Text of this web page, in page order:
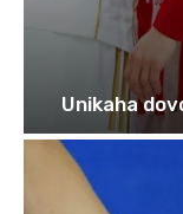
Unikaha